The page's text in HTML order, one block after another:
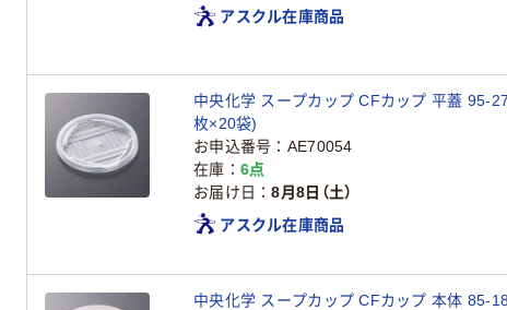
アスクル在庫商品
中央化学 スープカップ CFカップ 平蓋 95-
枚×20袋)
お申込番号
AE70054
在庫
6点
お届け日
8月8日（土）
アスクル在庫商品
中央化学 スープカップ CFカップ 本体 85-